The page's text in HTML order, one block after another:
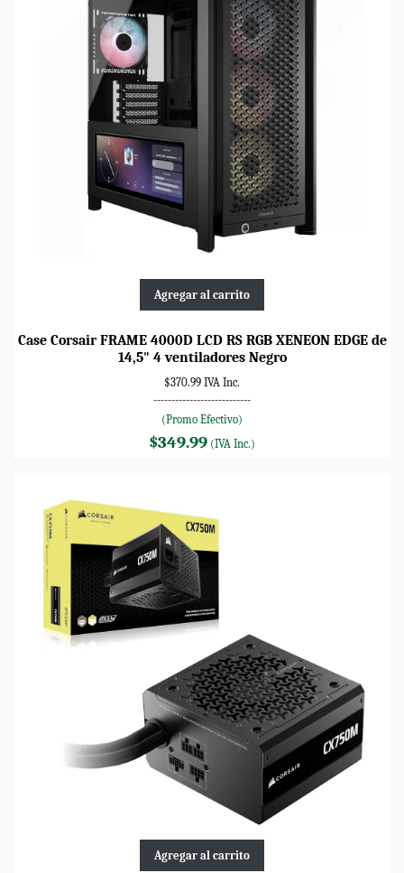
Agregar al carrito
Case Corsair FRAME 4000D LCD RS RGB XENEON EDGE de
14,5" 4 ventiladores Negro
$370.99 IVA Inc.
---------------------------
(Promo Efectivo)
$349.99 (IVA Inc.)
Agregar al carrito